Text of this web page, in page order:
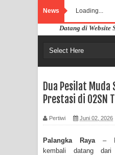
News Loading...
Selamat Datang di Website SD
Dua Pesilat Muda
Prestasi di O2SN
Pertiwi Juni 02, 2026
Palangka Raya –
kembali datang dari